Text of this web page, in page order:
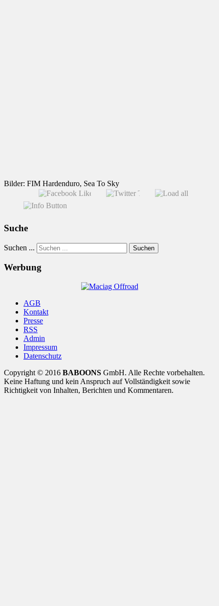
Bilder: FIM Hardenduro, Sea To Sky
Suche
Suchen ... Suchen
Werbung
AGB
Kontakt
Presse
RSS
Admin
Impressum
Datenschutz
Copyright © 2016 BABOONS GmbH. Alle Rechte vorbehalten.
Keine Haftung und kein Anspruch auf Vollständigkeit sowie
Richtigkeit von Inhalten, Berichten und Kommentaren.